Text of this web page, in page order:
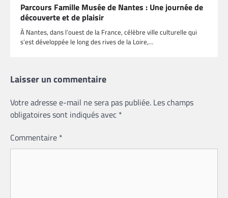
Parcours Famille Musée de Nantes : Une journée de
découverte et de plaisir
À Nantes, dans l’ouest de la France, célèbre ville culturelle qui
s’est développée le long des rives de la Loire,…
Laisser un commentaire
Votre adresse e-mail ne sera pas publiée. Les champs
obligatoires sont indiqués avec *
Commentaire *